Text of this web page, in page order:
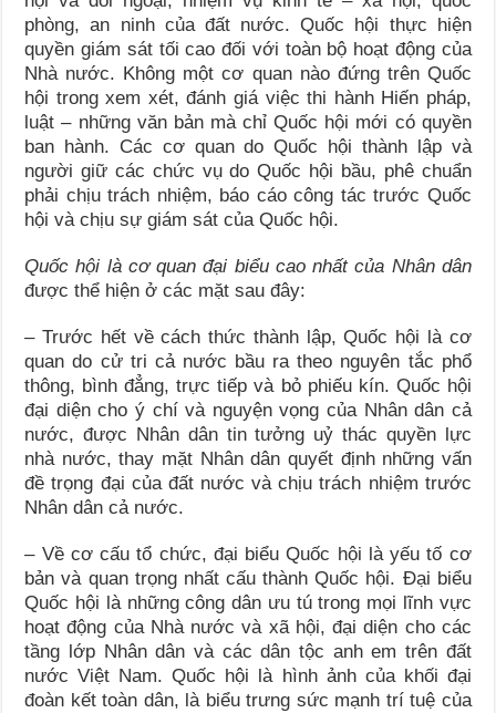
phòng, an ninh của đất nước. Quốc hội thực hiện
quyền giám sát tối cao đối với toàn bộ hoạt động của
Nhà nước. Không một cơ quan nào đứng trên Quốc
hội trong xem xét, đánh giá việc thi hành Hiến pháp,
luật – những văn bản mà chỉ Quốc hội mới có quyền
ban hành. Các cơ quan do Quốc hội thành lập và
người giữ các chức vụ do Quốc hội bầu, phê chuẩn
phải chịu trách nhiệm, báo cáo công tác trước Quốc
hội và chịu sự giám sát của Quốc hội.
Quốc hội là cơ quan đại biểu cao nhất của Nhân dân
được thể hiện ở các mặt sau đây:
– Trước hết về cách thức thành lập, Quốc hội là cơ
quan do cử tri cả nước bầu ra theo nguyên tắc phổ
thông, bình đẳng, trực tiếp và bỏ phiếu kín. Quốc hội
đại diện cho ý chí và nguyện vọng của Nhân dân cả
nước, được Nhân dân tin tưởng uỷ thác quyền lực
nhà nước, thay mặt Nhân dân quyết định những vấn
đề trọng đại của đất nước và chịu trách nhiệm trước
Nhân dân cả nước.
– Về cơ cấu tổ chức, đại biểu Quốc hội là yếu tố cơ
bản và quan trọng nhất cấu thành Quốc hội. Đại biểu
Quốc hội là những công dân ưu tú trong mọi lĩnh vực
hoạt động của Nhà nước và xã hội, đại diện cho các
tầng lớp Nhân dân và các dân tộc anh em trên đất
nước Việt Nam. Quốc hội là hình ảnh của khối đại
đoàn kết toàn dân, là biểu trưng sức mạnh trí tuệ của